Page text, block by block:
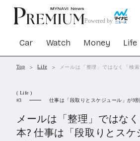
Powered by
Car Watch Money Life
Car Watch
PR
Top Life メールは「整理」ではなく「検
( Life )
3
仕事は「段取りとスケジュール」が9
メールは「整理」ではな
本? 仕事は「段取りとス